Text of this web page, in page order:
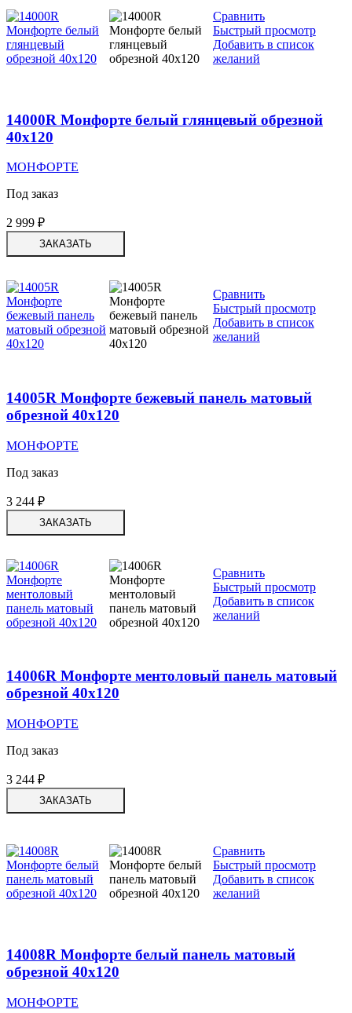
Сравнить
Быстрый просмотр
Добавить в список
желаний
14000R Монфорте белый глянцевый обрезной
40х120
МОНФОРТЕ
Под заказ
2 999 ₽
ЗАКАЗАТЬ
Сравнить
Быстрый просмотр
Добавить в список
желаний
14005R Монфорте бежевый панель матовый
обрезной 40х120
МОНФОРТЕ
Под заказ
3 244 ₽
ЗАКАЗАТЬ
Сравнить
Быстрый просмотр
Добавить в список
желаний
14006R Монфорте ментоловый панель матовый
обрезной 40х120
МОНФОРТЕ
Под заказ
3 244 ₽
ЗАКАЗАТЬ
Сравнить
Быстрый просмотр
Добавить в список
желаний
14008R Монфорте белый панель матовый
обрезной 40х120
МОНФОРТЕ